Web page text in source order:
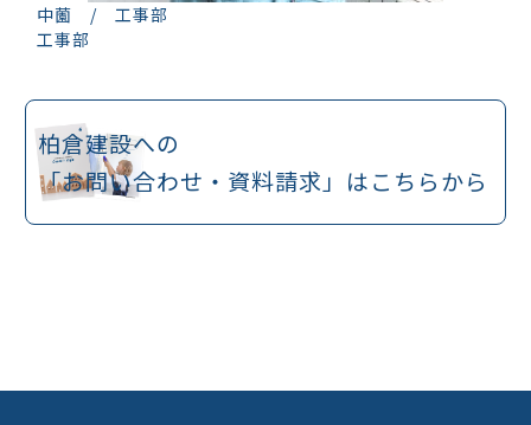
中薗 / 工事部
工事部
柏倉建設への
「お問い合わせ・ 資料請求」はこちらから